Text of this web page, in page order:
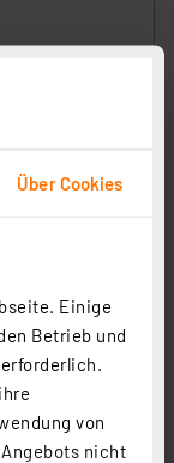
Über Cookies
Einige
Betrieb und
von
nicht
inkl. MwSt.